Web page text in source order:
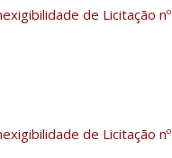
de Licitação nº
de Licitação nº